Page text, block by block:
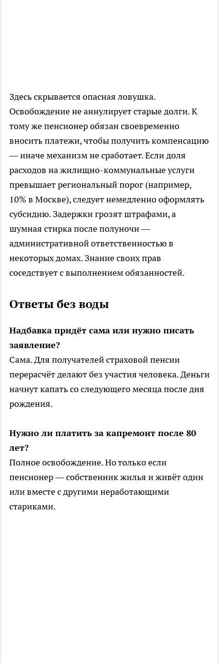
Здесь скрывается опасная ловушка.
Освобождение не аннулирует старые долги. К
тому же пенсионер обязан своевременно
вносить платежи, чтобы получить компенсацию
— иначе механизм не сработает. Если доля
расходов на жилищно-коммунальные услуги
превышает региональный порог (например,
10% в Москве), следует немедленно оформлять
субсидию. Задержки грозят штрафами, а
шумная стирка после полуночи —
административной ответственностью в
некоторых домах. Знание своих прав
соседствует с выполнением обязанностей.
Ответы без воды
Надбавка придёт сама или нужно писать
заявление?
Сама. Для получателей страховой пенсии
перерасчёт делают без участия человека. Деньги
начнут капать со следующего месяца после дня
рождения.
Нужно ли платить за капремонт после 80
лет?
Полное освобождение. Но только если
пенсионер — собственник жилья и живёт один
или вместе с другими неработающими
стариками.